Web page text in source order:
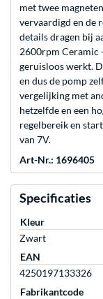
met twee
vervaardigd en de
details dragen bij
2600rpm Ceramic
geruisloos werkt.
en dus de pomp
vergelijking met
hetzelfde en een
regelbereik en
van 7V.
Art-Nr.: 1696405
Specificaties
Kleur
Zwart
EAN
4250197133326
Fabrikantcode